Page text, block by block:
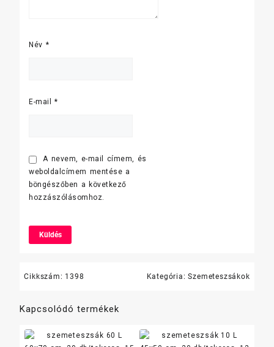
Név *
E-mail*
A nevem, e-mail címem, és
weboldalcímem mentése a
böngészőben a következő
hozzászólásomhoz.
Cikkszám: 1398 Kategória:Szemeteszsákok
Kapcsolódó termékek